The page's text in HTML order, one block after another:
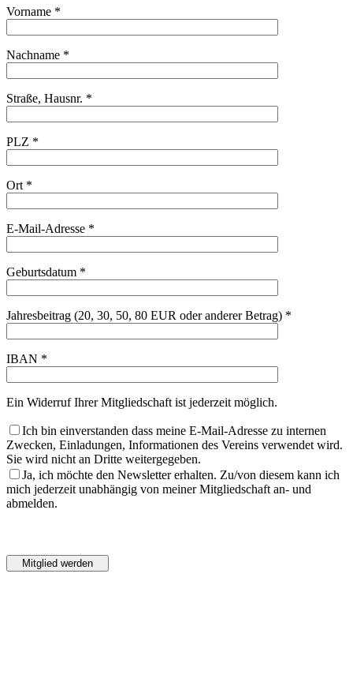
Vorname *
Nachname *
Straße, Hausnr. *
PLZ *
Ort *
E-Mail-Adresse *
Geburtsdatum *
Jahresbeitrag (20, 30, 50, 80 EUR oder anderer Betrag) *
IBAN *
Ein Widerruf Ihrer Mitgliedschaft ist jederzeit möglich.
Ich bin einverstanden dass meine E-Mail-Adresse zu internen
Zwecken, Einladungen, Informationen des Vereins verwendet wird.
Sie wird nicht an Dritte weitergegeben.
Ja, ich möchte den Newsletter erhalten. Zu/von diesem kann ich
mich jederzeit unabhängig von meiner Mitgliedschaft an- und
abmelden.
dieses
Feld
lasse
dieses